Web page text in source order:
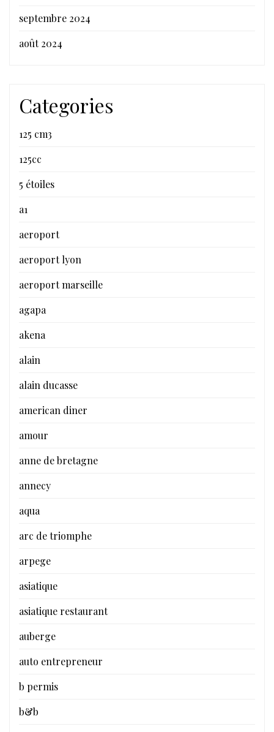
septembre 2024
août 2024
Categories
125 cm3
125cc
5 étoiles
a1
aeroport
aeroport lyon
aeroport marseille
agapa
akena
alain
alain ducasse
american diner
amour
anne de bretagne
annecy
aqua
arc de triomphe
arpege
asiatique
asiatique restaurant
auberge
auto entrepreneur
b permis
b&b